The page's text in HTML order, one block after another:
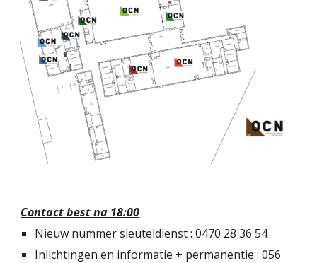
Contact best na 18:00
Nieuw nummer sleuteldienst : 0470 28 36 54
Inlichtingen en informatie + permanentie : 056